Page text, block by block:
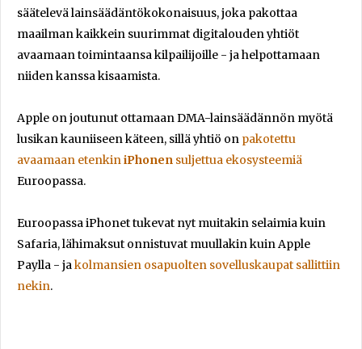
säätelevä lainsäädäntökokonaisuus, joka pakottaa
maailman kaikkein suurimmat digitalouden yhtiöt
avaamaan toimintaansa kilpailijoille - ja helpottamaan
niiden kanssa kisaamista.
Apple on joutunut ottamaan DMA-lainsäädännön myötä
lusikan kauniiseen käteen, sillä yhtiö on pakotettu
avaamaan etenkiniPhonen suljettua ekosysteemiä
Euroopassa.
Euroopassa iPhonet tukevat nyt muitakin selaimia kuin
Safaria, lähimaksut onnistuvat muullakin kuin Apple
Paylla - jakolmansien osapuolten sovelluskaupat sallittiin
nekin.